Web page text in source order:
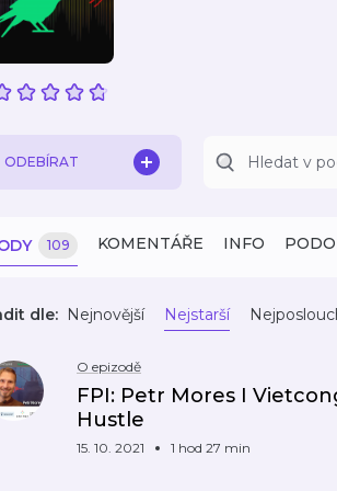
ODEBÍRAT
109 KOMENTÁŘE INFO
dle: Nejnovější Nejstarší
O epizodě
FPI: Petr Mores I
Hustle
15. 10. 2021 1 hod 27 min